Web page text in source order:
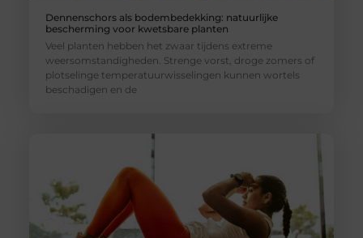
Dennenschors als bodembedekking: natuurlijke
bescherming voor kwetsbare planten
Veel planten hebben het zwaar tijdens extreme
weersomstandigheden. Strenge vorst, droge zomers of
plotselinge temperatuurwisselingen kunnen wortels
beschadigen en de